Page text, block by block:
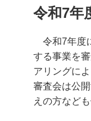
令和7
令和7年度
する事業を
アリングに
審査会は公
えの方など